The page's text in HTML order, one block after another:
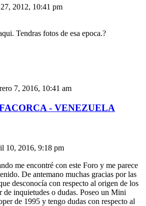
2012, 10:41 pm
Tendras fotos de esa epoca.?
7, 2016, 10:41 am
- VENEZUELA
10, 2016, 9:18 pm
me encontré con este Foro y me parece
De antemano muchas gracias por las
desconocía con respecto al origen de los
inquietudes o dudas. Poseo un Mini
de 1995 y tengo dudas con respecto al